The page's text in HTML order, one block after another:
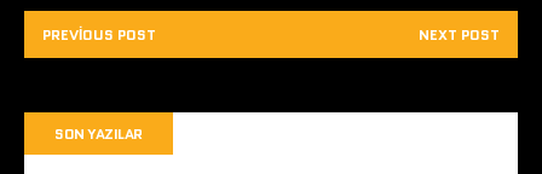
PREVIOUS POST NEXT POST
SON YAZILAR